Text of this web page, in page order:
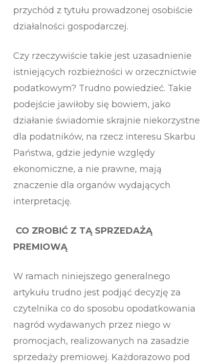
przychód z tytułu prowadzonej osobiście
działalności gospodarczej.
Czy rzeczywiście takie jest uzasadnienie
istniejących rozbieżności w orzecznictwie
podatkowym? Trudno powiedzieć. Takie
podejście jawiłoby się bowiem, jako
działanie świadomie skrajnie niekorzystne
dla podatników, na rzecz interesu Skarbu
Państwa, gdzie jedynie względy
ekonomiczne, a nie prawne, mają
znaczenie dla organów wydających
interpretację.
CO ZROBIĆ Z TĄ SPRZEDAŻĄ
PREMIOWĄ
W ramach niniejszego generalnego
artykułu trudno jest podjąć decyzję za
czytelnika co do sposobu opodatkowania
nagród wydawanych przez niego w
promocjach, realizowanych na zasadzie
sprzedaży premiowej. Każdorazowo pod